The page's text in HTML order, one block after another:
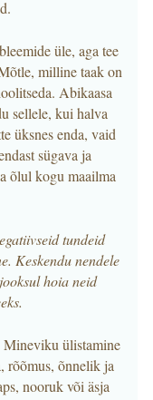
üle, aga tee
milline taak on
Abikaasa
sellele, kui halva
üksnes enda, vaid
sügava ja
õlul kogu maailma
tundeid
Keskendu nendele
hoia neid
Mineviku ülistamine
rõõmus, õnnelik ja
nooruk või äsja